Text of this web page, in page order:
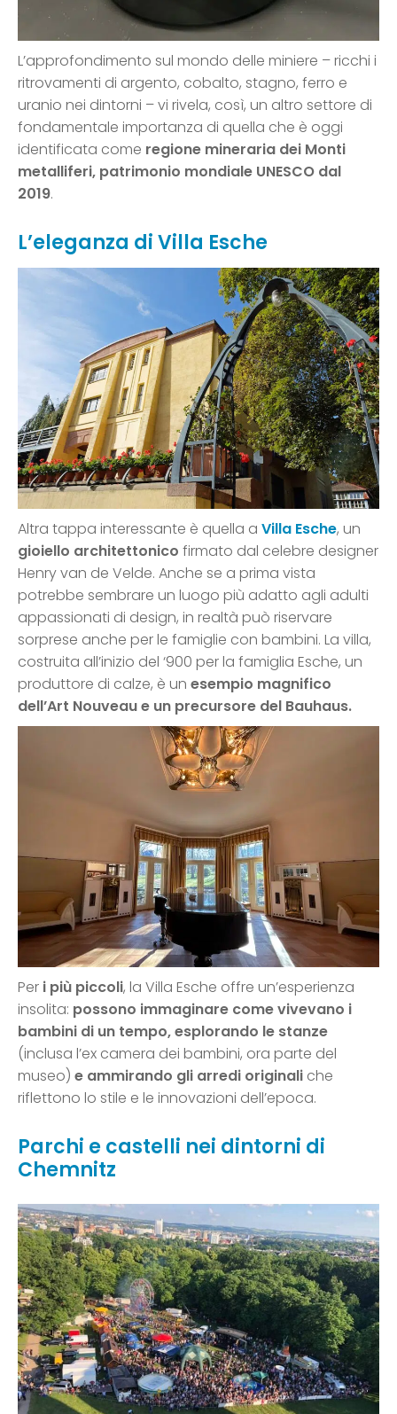
L’approfondimento sul mondo delle miniere – ricchi i
ritrovamenti di argento, cobalto, stagno, ferro e
uranio nei dintorni – vi rivela, così, un altro settore di
fondamentale importanza di quella che è oggi
identificata come regione mineraria dei Monti
metalliferi, patrimonio mondiale UNESCO dal
2019.
L’eleganza di Villa Esche
Altra tappa interessante è quella a Villa Esche, un
gioiello architettonico firmato dal celebre designer
Henry van de Velde. Anche se a prima vista
potrebbe sembrare un luogo più adatto agli adulti
appassionati di design, in realtà può riservare
sorprese anche per le famiglie con bambini. La villa,
costruita all’inizio del ‘900 per la famiglia Esche, un
produttore di calze, è un esempio magnifico
dell’Art Nouveau e un precursore del Bauhaus.
Per i più piccoli, la Villa Esche offre un’esperienza
insolita: possono immaginare come vivevano i
bambini di un tempo, esplorando le stanze
(inclusa l’ex camera dei bambini, ora parte del
museo) e ammirando gli arredi originali che
riflettono lo stile e le innovazioni dell’epoca.
Parchi e castelli nei dintorni di
Chemnitz